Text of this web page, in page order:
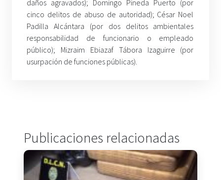
daños agravados); Domingo Pineda Puerto (por
cinco delitos de abuso de autoridad); César Noel
Padilla Alcántara (por dos delitos ambientales
responsabilidad de funcionario o empleado
público); Mizraim Ebiazaf Tábora Izaguirre (por
usurpación de funciones públicas).
Publicaciones relacionadas